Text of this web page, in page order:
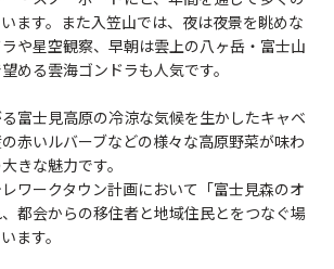
ます。また入笠山では、夜は夜景を眺めな
や星空観察、早朝は雲上の八ヶ岳・富士山
める雲海ゴンドラも人気です。
富士見高原の冷涼な気候を生かしたキャベ
赤いルバーブなどの様々な高原野菜が味わ
きな魅力です。
ワークタウン計画において「富士見森のオ
都会からの移住者と地域住民とをつなぐ場
ます。